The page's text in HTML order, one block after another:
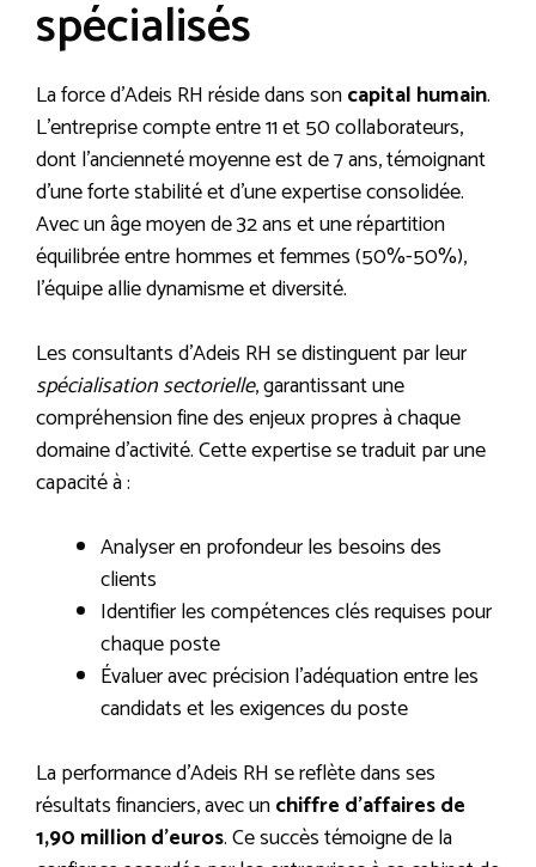
spécialisés
La force d’Adeis RH réside dans soncapital humain.
L’entreprise compte entre 11 et 50 collaborateurs,
dont l’ancienneté moyenne est de 7 ans, témoignant
d’une forte stabilité et d’une expertise consolidée.
Avec un âge moyen de 32 ans et une répartition
équilibrée entre hommes et femmes (50%-50%),
l’équipe allie dynamisme et diversité.
Les consultants d’Adeis RH se distinguent par leur
spécialisation sectorielle, garantissant une
compréhension fine des enjeux propres à chaque
domaine d’activité. Cette expertise se traduit par une
capacité à :
Analyser en profondeur les besoins des
clients
Identifier les compétences clés requises pour
chaque poste
Évaluer avec précision l’adéquation entre les
candidats et les exigences du poste
La performance d’Adeis RH se reflète dans ses
résultats financiers, avec unchiffre d’affaires de
1,90 million d’euros. Ce succès témoigne de la